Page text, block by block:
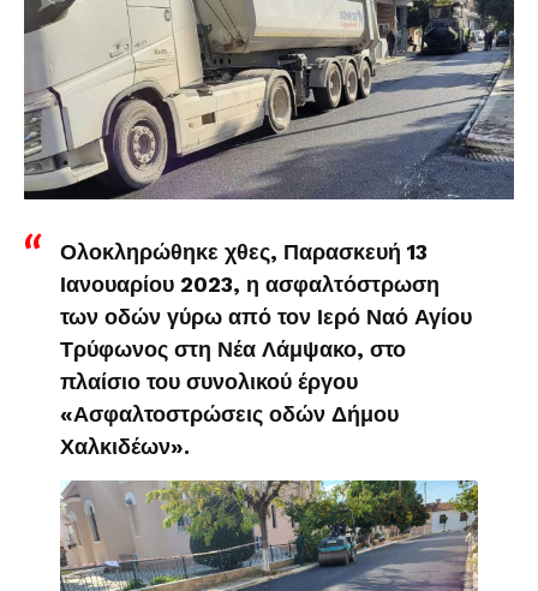
Ολοκληρώθηκε χθες, Παρασκευή 13
Ιανουαρίου 2023, η ασφαλτόστρωση
των οδών γύρω από τον Ιερό Ναό Αγίου
Τρύφωνος στη Νέα Λάμψακο, στο
πλαίσιο του συνολικού έργου
«Ασφαλτοστρώσεις οδών Δήμου
Χαλκιδέων».